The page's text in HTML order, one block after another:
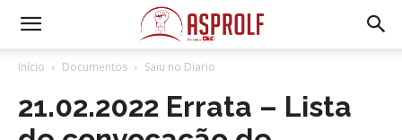
Início Documentos Saiu no Diario
21.02.2022 Errata – Lista